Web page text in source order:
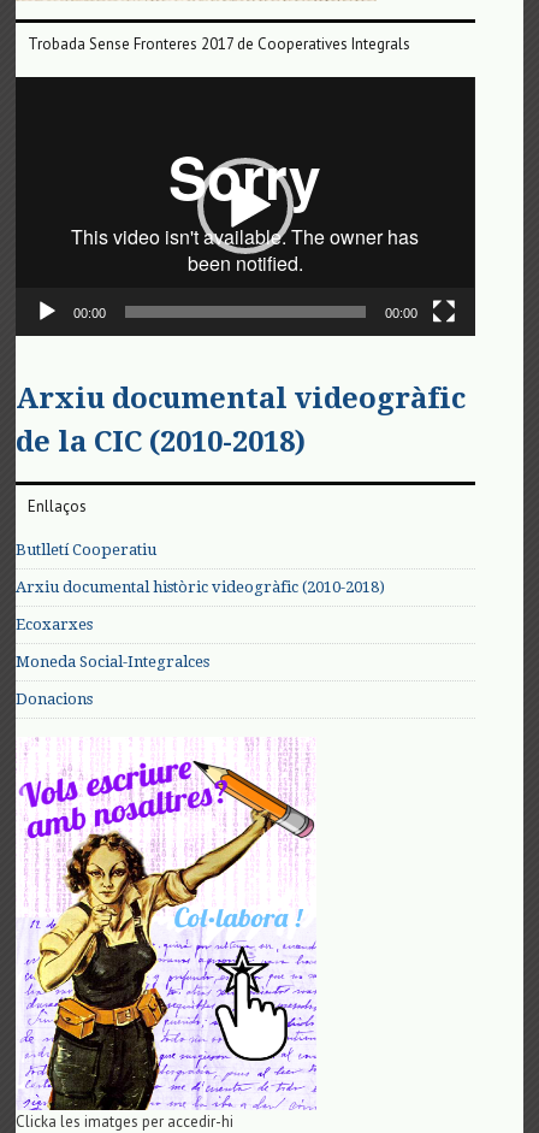
Trobada Sense Fronteres 2017 de Cooperatives Integrals
00:00 00:00
Arxiu documental videogràfic
de la CIC (2010-2018)
Enllaços
Butlletí Cooperatiu
Arxiu documental històric videogràfic (2010-2018)
Ecoxarxes
Moneda Social-Integralces
Donacions
Clicka les imatges per accedir-hi